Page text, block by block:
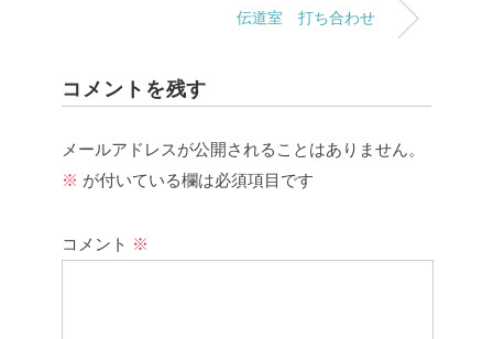
伝道室 打ち合わせ
コメントを残す
メールアドレスが公開されることはありません。
※ が付いている欄は必須項目です
コメント ※